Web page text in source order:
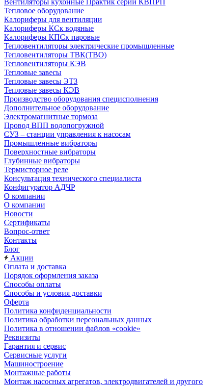
Вентиляторы кухонные Практик серии КВПРП
Тепловое оборудование
Калориферы для вентиляции
Калориферы КСк водяные
Калориферы КПСк паровые
Тепловентиляторы электрические промышленные
Тепловентиляторы ТВК(ТВО)
Тепловентиляторы КЭВ
Тепловые завесы
Тепловые завесы ЭТЗ
Тепловые завесы КЭВ
Производство оборудования специсполнения
Дополнительное оборудование
Электромагнитные тормоза
Провод ВПП водопогружной
СУЗ – станции управления к насосам
Промышленные вибраторы
Поверхностные вибраторы
Глубинные вибраторы
Термисторное реле
Консультация технического специалиста
Конфигуратор АДЧР
О компании
О компании
Новости
Сертификаты
Вопрос-ответ
Контакты
Блог
Акции
Оплата и доставка
Порядок оформления заказа
Способы оплаты
Способы и условия доставки
Оферта
Политика конфиденциальности
Политика обработки персональных данных
Политика в отношении файлов «cookie»
Реквизиты
Гарантия и сервис
Сервисные услуги
Машиностроение
Монтажные работы
Монтаж насосных агрегатов, электродвигателей и другого